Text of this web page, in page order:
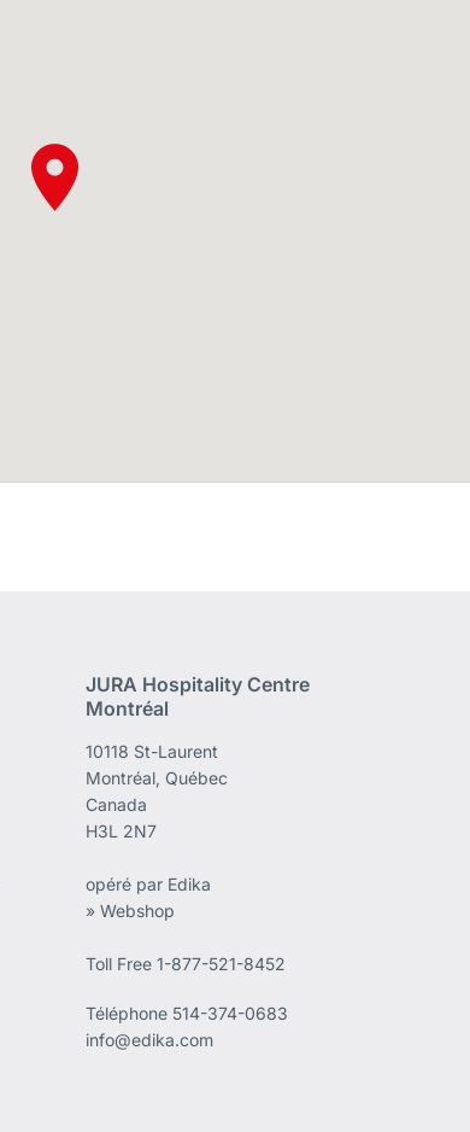
JURA Hospitality Centre
Montréal
10118 St-Laurent
Montréal, Québec
Canada
H3L 2N7
opéré par Edika
» Webshop
Toll Free 1-877-521-8452
Téléphone 514-374-0683
info@edika.com